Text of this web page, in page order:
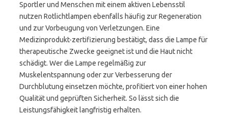
Sportler und Menschen mit einem aktiven Lebensstil
nutzen Rotlichtlampen ebenfalls häufig zur Regeneration
und zur Vorbeugung von Verletzungen. Eine
Medizinprodukt-zertifizierung bestätigt, dass die Lampe für
therapeutische Zwecke geeignet ist und die Haut nicht
schädigt. Wer die Lampe regelmäßig zur
Muskelentspannung oder zur Verbesserung der
Durchblutung einsetzen möchte, profitiert von einer hohen
Qualität und geprüften Sicherheit. So lässt sich die
Leistungsfähigkeit langfristig erhalten.